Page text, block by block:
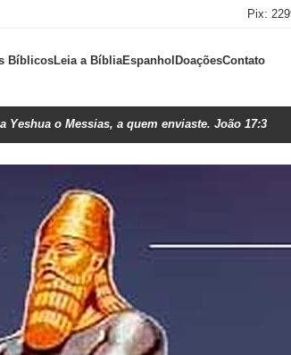
Pix:
BíblicosLeia a BíbliaEspanholDoaçõesContato
o Messias, a quem enviaste. João 17:3